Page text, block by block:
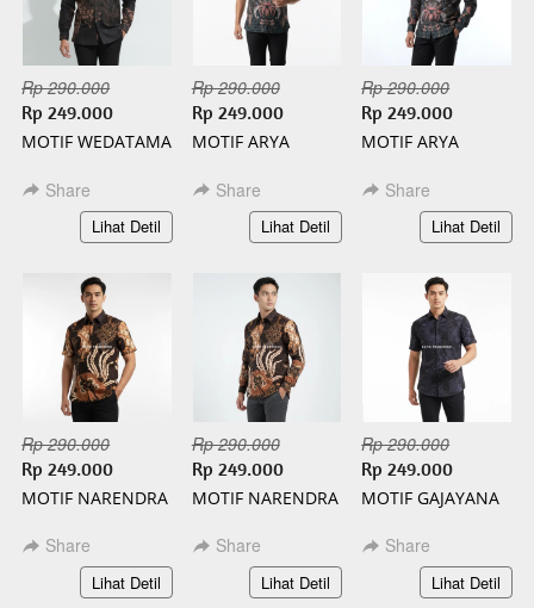
Rp 290.000
Rp 249.000
MOTIF WEDATAMA
SLIMFIT
Share
`Lihat Detil
Rp 290.000
Rp 249.000
MOTIF ARYA
SLIMFIT
Share
`
Lihat Detil
Rp 290.000
Rp 249.000
MOTIF ARYA
SLIMFIT
Share
`Lihat Detil
Rp 290.000
Rp 249.000
MOTIF NARENDRA
SLIMFIT
Share
`Lihat Detil
Rp 290.000
Rp 249.000
MOTIF NARENDRA
SLIMFIT
Share
`
Lihat Detil
Rp 290.000
Rp 249.000
MOTIF GAJAYANA
SLIMFIT
Share
`Lihat Detil